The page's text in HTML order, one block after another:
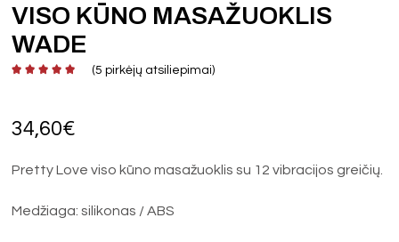
VISO KŪNO MASAŽUOKLIS
WADE
(5 pirkėjų atsiliepimai)
34,60€
Pretty Love viso kūno masažuoklis su 12 vibracijos greičių.
Medžiaga: silikonas / ABS